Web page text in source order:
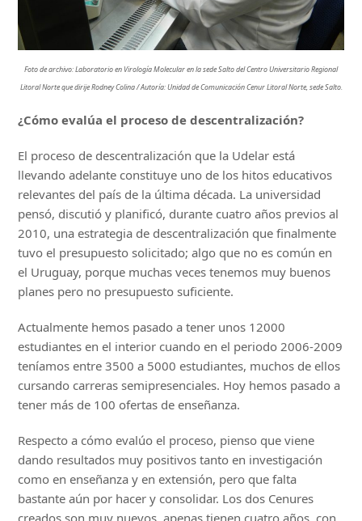
Foto de archivo: Laboratorio en Virología Molecular en la sede Salto del Centro Universitario Regional
Litoral Norte que dirije Rodney Colina / Autoría: Unidad de Comunicación Cenur Litoral Norte, sede Salto.
¿Cómo evalúa el proceso de descentralización?
El proceso de descentralización que la Udelar está
llevando adelante constituye uno de los hitos educativos
relevantes del país de la última década. La universidad
pensó, discutió y planificó, durante cuatro años previos al
2010, una estrategia de descentralización que finalmente
tuvo el presupuesto solicitado; algo que no es común en
el Uruguay, porque muchas veces tenemos muy buenos
planes pero no presupuesto suficiente.
Actualmente hemos pasado a tener unos 12000
estudiantes en el interior cuando en el periodo 2006-2009
teníamos entre 3500 a 5000 estudiantes, muchos de ellos
cursando carreras semipresenciales. Hoy hemos pasado a
tener más de 100 ofertas de enseñanza.
Respecto a cómo evalúo el proceso, pienso que viene
dando resultados muy positivos tanto en investigación
como en enseñanza y en extensión, pero que falta
bastante aún por hacer y consolidar. Los dos Cenures